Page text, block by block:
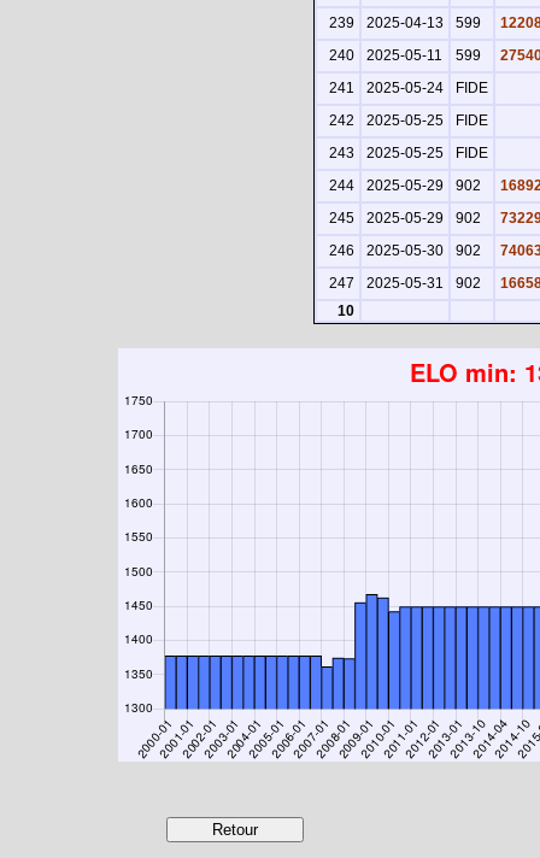
239
2025-04-13 599
240
2025-05-11 599
241
2025-05-24
FIDE
242
2025-05-25
FIDE
243
2025-05-25
FIDE
244
2025-05-29 902
245
2025-05-29 902
246
2025-05-30 902
247
2025-05-31 902
10